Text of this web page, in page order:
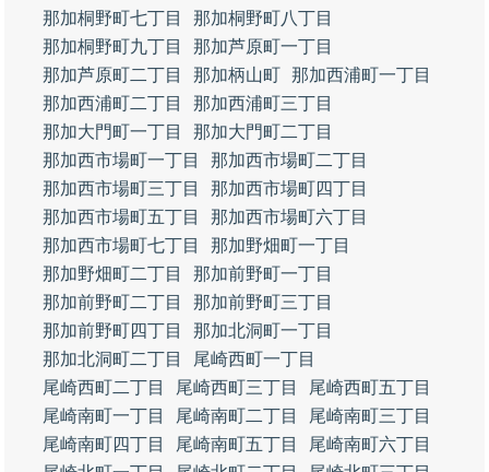
那加桐野町七丁目
那加桐野町八丁目
那加桐野町九丁目
那加芦原町一丁目
那加芦原町二丁目
那加柄山町 那加西浦町一丁目
那加西浦町二丁目
那加西浦町三丁目
那加大門町一丁目
那加大門町二丁目
那加西市場町一丁目
那加西市場町二丁目
那加西市場町三丁目
那加西市場町四丁目
那加西市場町五丁目
那加西市場町六丁目
那加西市場町七丁目
那加野畑町一丁目
那加野畑町二丁目
那加前野町一丁目
那加前野町二丁目
那加前野町三丁目
那加前野町四丁目
那加北洞町一丁目
那加北洞町二丁目
尾崎西町一丁目
尾崎西町二丁目
尾崎西町三丁目
尾崎西町五丁目
尾崎南町一丁目
尾崎南町二丁目
尾崎南町三丁目
尾崎南町四丁目
尾崎南町五丁目
尾崎南町六丁目